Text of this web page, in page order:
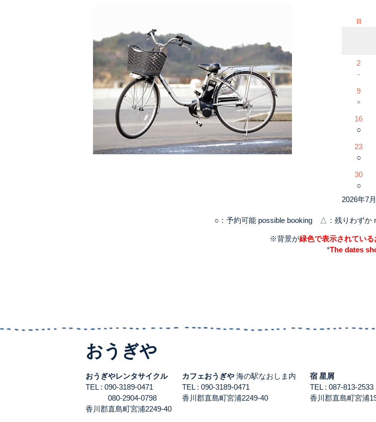
日
2
－
9
×
16
○
23
○
30
○
2026年7月
○：予約可能 possible booking △：残りわずか
※背景が緑色で表示されている
*The dates
おうぎや
おうぎやレンタサイクル
TEL : 090-3189-0471
080-2904-0798
香川郡直島町宮浦2249-40
カフェおうぎや 海の駅なおしま内
TEL : 090-3189-0471
香川郡直島町宮浦2249-40
宿 星屑
TEL : 087-813-
香川郡直島町宮浦